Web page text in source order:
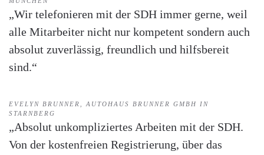
„Wir telefonieren mit der SDH immer gerne, weil
alle Mitarbeiter nicht nur kompetent sondern auch
absolut zuverlässig, freundlich und hilfsbereit
sind.“
EVELYN BRUNNER, AUTOHAUS BRUNNER GMBH IN
STARNBERG
„Absolut unkompliziertes Arbeiten mit der SDH.
Von der kostenfreien Registrierung, über das